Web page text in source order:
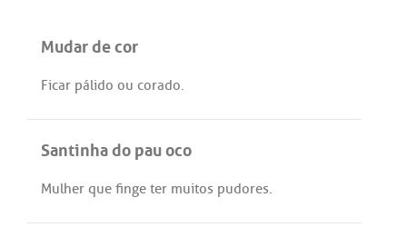
Mudar de cor
Ficar pálido ou corado.
Santinha do pau oco
Mulher que finge ter muitos pudores.